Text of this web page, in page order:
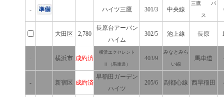
- ハイツ三鷹 301/3 中央線
三鷹 バ
ス
大田区 2,780
長原台アーバン
ハイム
302/5 池上線 長原
- 横浜市 成約済
横浜エクセレント
Ⅱ（馬車道）
403/9
みなとみら
い線
馬車道
- 新宿区 成約済
早稲田ガーデン
ハイツ
205/6 副都心線 西早稲田